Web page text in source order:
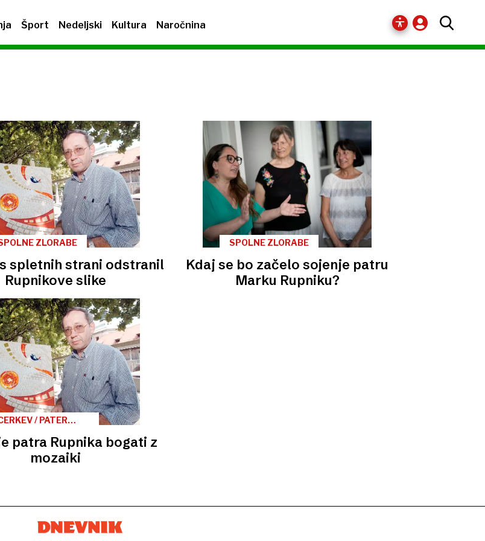
Šport Nedeljski Kultura Naročnina
ZLORABE
spletnih strani odstranil
Rupnikove slike
SPOLNE ZLORABE
Kdaj se bo začelo sojenje patru
Marku Rupniku?
/ PATER
patra Rupnika bogati z
mozaiki